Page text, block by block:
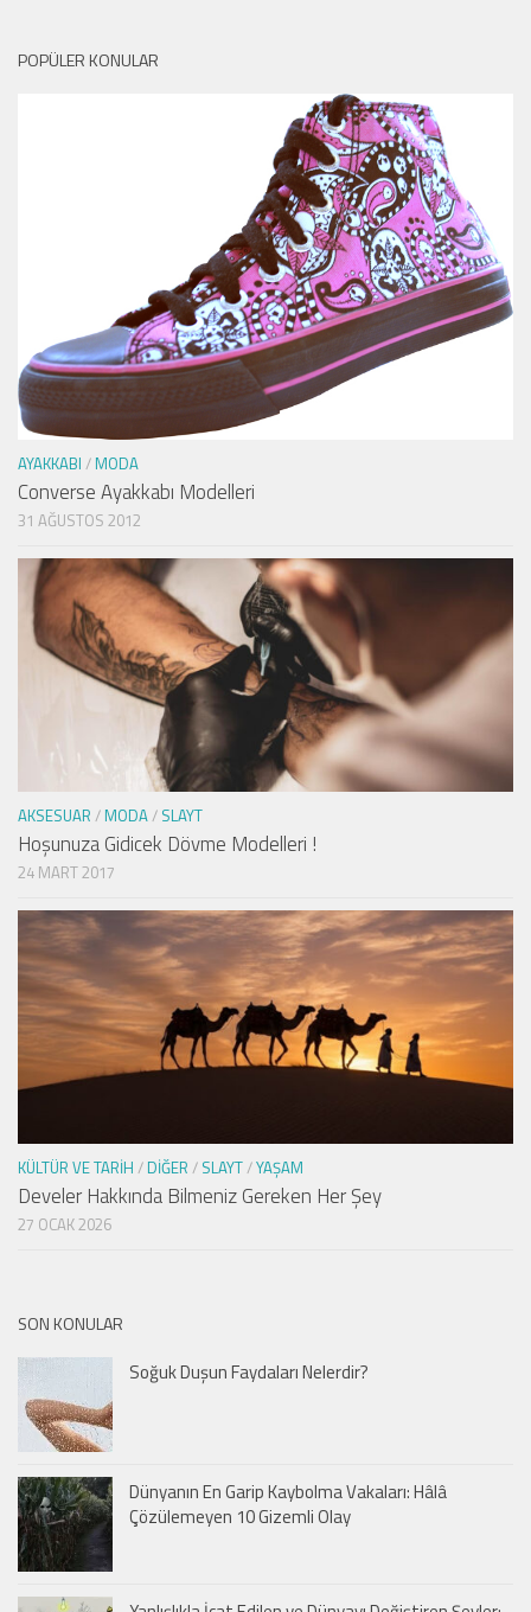
POPÜLER KONULAR
AYAKKABI / MODA
Converse Ayakkabı Modelleri
31 AĞUSTOS 2012
AKSESUAR / MODA/ SLAYT
Hoşunuza Gidicek Dövme Modelleri !
24 MART 2017
KÜLTÜR VE TARIH / DIĞER / SLAYT/YAŞAM
Develer Hakkında Bilmeniz Gereken Her Şey
27 OCAK 2026
SON KONULAR
Soğuk Duşun Faydaları Nelerdir?
Dünyanın En Garip Kaybolma Vakaları: Hâlâ
Çözülemeyen 10 Gizemli Olay